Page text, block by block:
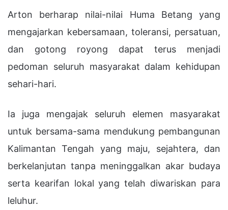
Arton berharap nilai-nilai Huma Betang yang
mengajarkan kebersamaan, toleransi, persatuan,
dan gotong royong dapat terus menjadi
pedoman seluruh masyarakat dalam kehidupan
sehari-hari.
Ia juga mengajak seluruh elemen masyarakat
untuk bersama-sama mendukung pembangunan
Kalimantan Tengah yang maju, sejahtera, dan
berkelanjutan tanpa meninggalkan akar budaya
serta kearifan lokal yang telah diwariskan para
leluhur.